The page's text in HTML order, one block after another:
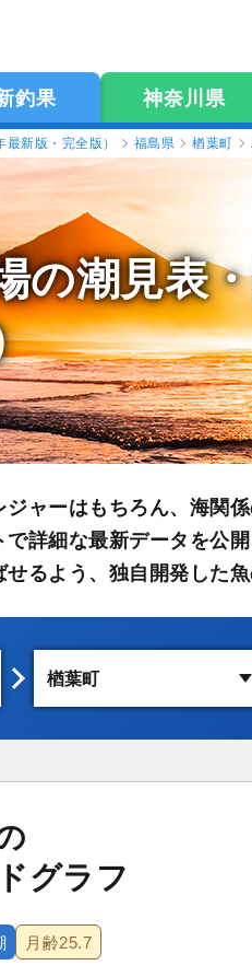
釣果 神奈川県
新版・完全版） 福島県 楢葉町
の潮見表
ャーはもちろん、海関
詳細な最新データを公
るよう、独自開発した
グラフ
月齢25.7